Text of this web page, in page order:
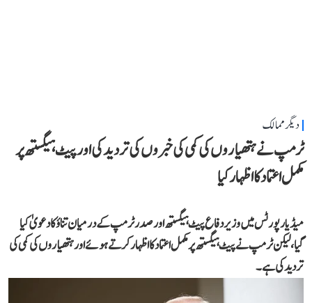
دیگر ممالک
ٹرمپ نے ہتھیاروں کی کمی کی خبروں کی تردید کی اور پیٹ ہیگستھ پر
مکمل اعتماد کا اظہار کیا
میڈیا رپورٹس میں وزیر دفاع پیٹ ہیگستھ اور صدر ٹرمپ کے درمیان تناؤ کا دعویٰ کیا
گیا، لیکن ٹرمپ نے پیٹ ہیگستھ پر مکمل اعتماد کا اظہار کرتے ہوئے اور ہتھیاروں کی کمی کی
تردید کی ہے۔